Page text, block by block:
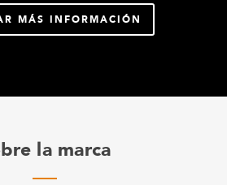
MÁS INFORMACIÓN
la marca